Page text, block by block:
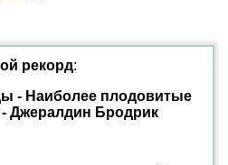
рекорд:
- Наиболее плодовитые
Джералдин Бродрик